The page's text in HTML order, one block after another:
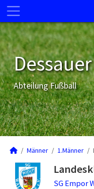
Dessauer
Abteilung Fußball
Männer 1.Männer
SG Empor